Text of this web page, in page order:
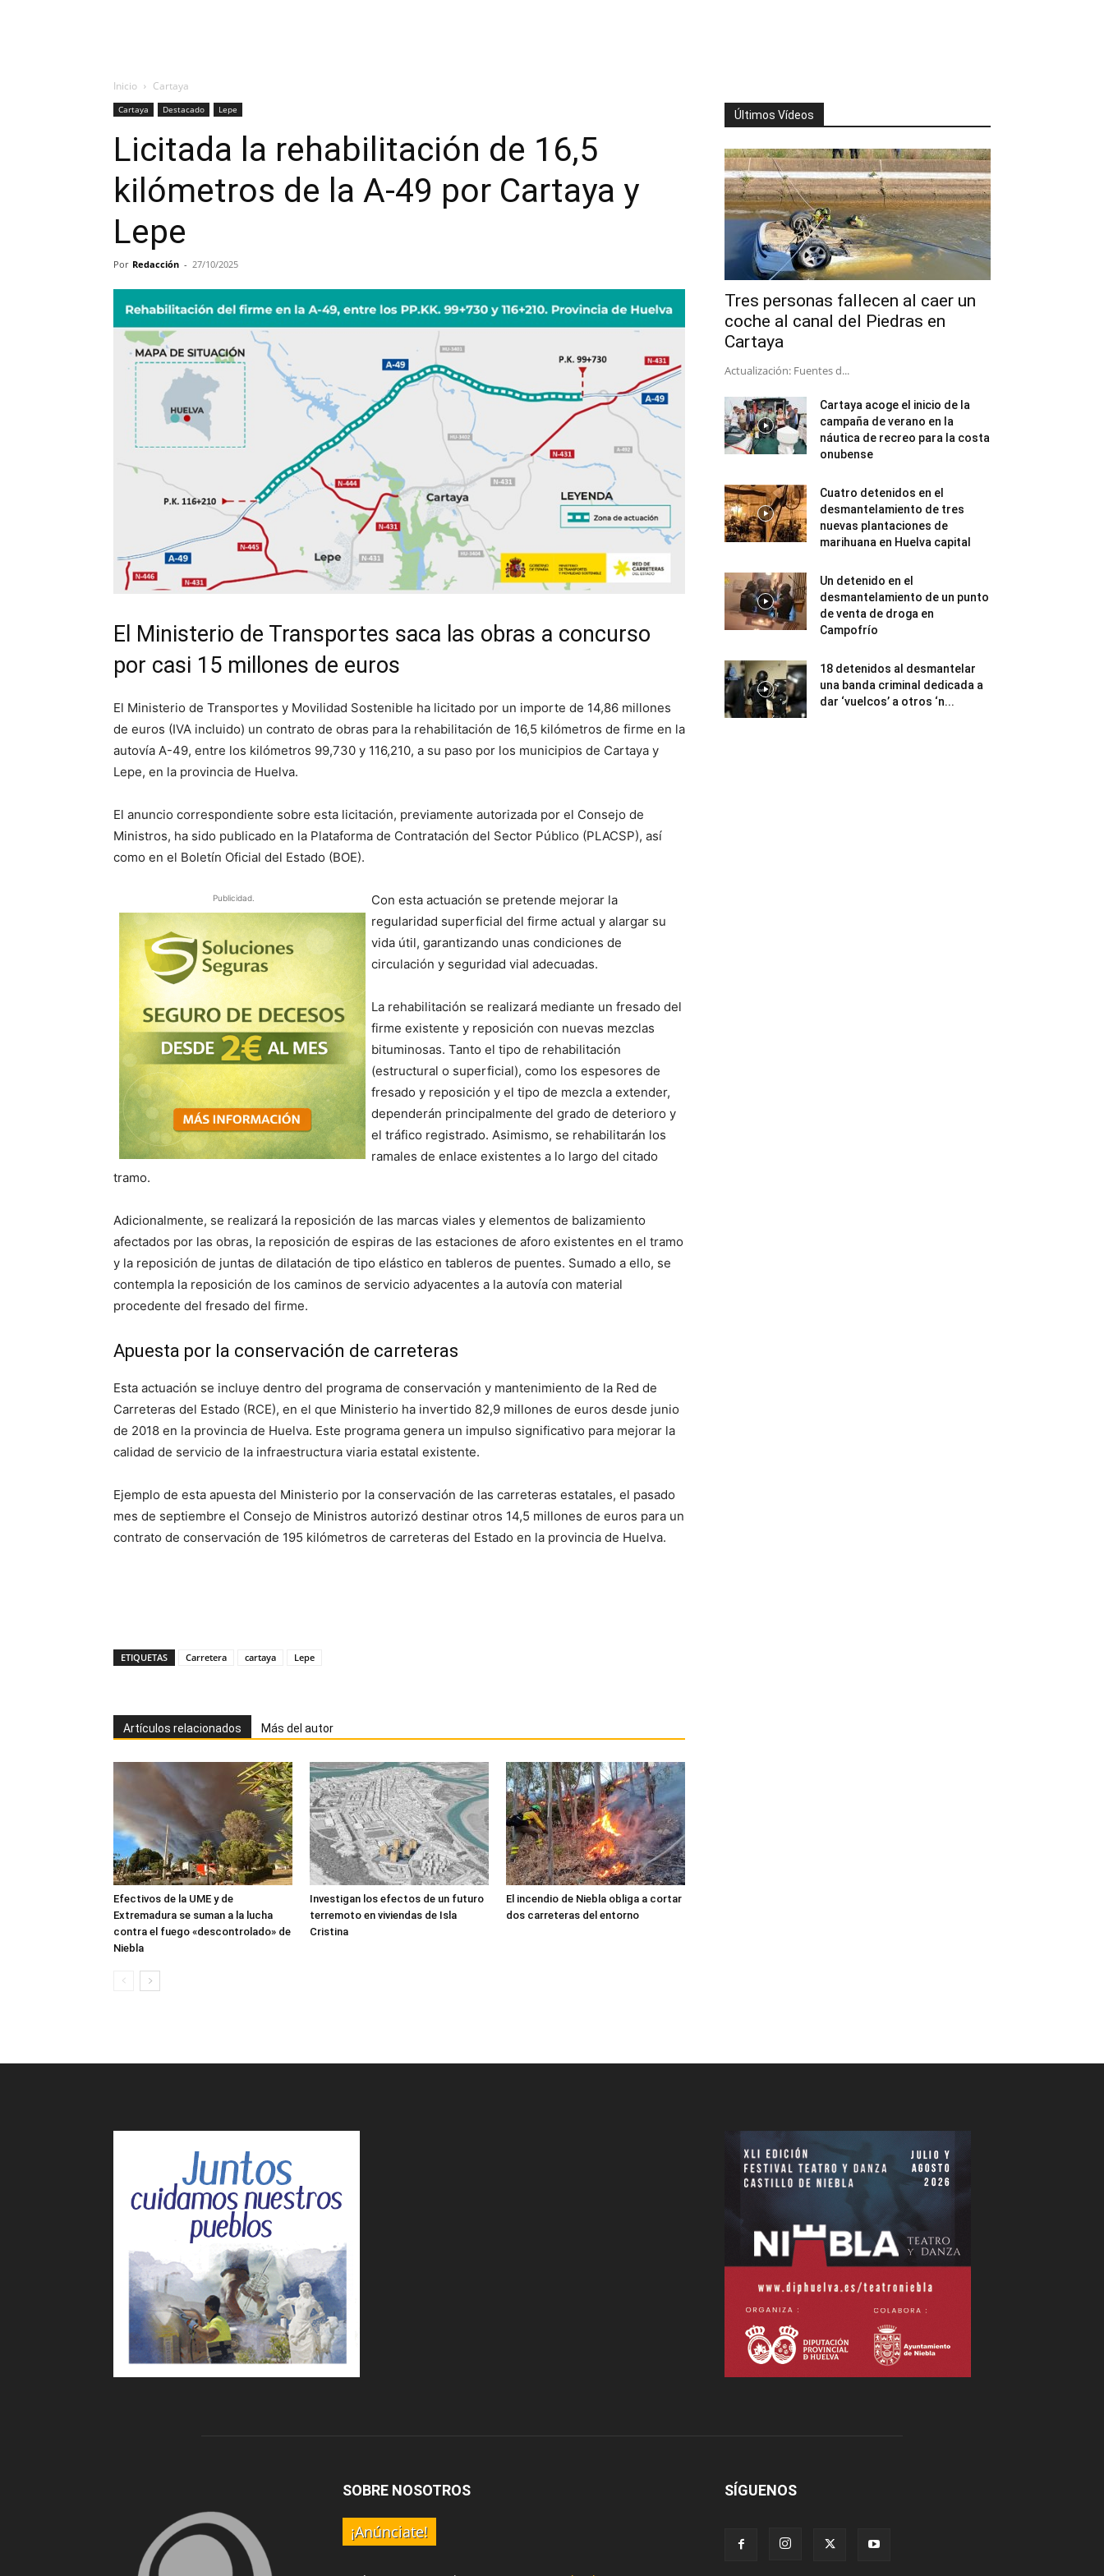
Inicio Cartaya
Cartaya Destacado Lepe
Licitada la rehabilitación de 16,5
kilómetros de la A-49 por Cartaya y
Lepe
Por Redacción - 27/10/2025
El Ministerio de Transportes saca las obras a concurso
por casi 15 millones de euros
El Ministerio de Transportes y Movilidad Sostenible ha licitado por un importe de 14,86 millones
de euros (IVA incluido) un contrato de obras para la rehabilitación de 16,5 kilómetros de firme en la
autovía A-49, entre los kilómetros 99,730 y 116,210, a su paso por los municipios de Cartaya y
Lepe, en la provincia de Huelva.
El anuncio correspondiente sobre esta licitación, previamente autorizada por el Consejo de
Ministros, ha sido publicado en la Plataforma de Contratación del Sector Público (PLACSP), así
como en el Boletín Oficial del Estado (BOE).
Publicidad.
Con esta actuación se pretende mejorar la
regularidad superficial del firme actual y alargar su
vida útil, garantizando unas condiciones de
circulación y seguridad vial adecuadas.
La rehabilitación se realizará mediante un fresado del
firme existente y reposición con nuevas mezclas
bituminosas. Tanto el tipo de rehabilitación
(estructural o superficial), como los espesores de
fresado y reposición y el tipo de mezcla a extender,
dependerán principalmente del grado de deterioro y
el tráfico registrado. Asimismo, se rehabilitarán los
ramales de enlace existentes a lo largo del citado
tramo.
Adicionalmente, se realizará la reposición de las marcas viales y elementos de balizamiento
afectados por las obras, la reposición de espiras de las estaciones de aforo existentes en el tramo
y la reposición de juntas de dilatación de tipo elástico en tableros de puentes. Sumado a ello, se
contempla la reposición de los caminos de servicio adyacentes a la autovía con material
procedente del fresado del firme.
Apuesta por la conservación de carreteras
Esta actuación se incluye dentro del programa de conservación y mantenimiento de la Red de
Carreteras del Estado (RCE), en el que Ministerio ha invertido 82,9 millones de euros desde junio
de 2018 en la provincia de Huelva. Este programa genera un impulso significativo para mejorar la
calidad de servicio de la infraestructura viaria estatal existente.
Ejemplo de esta apuesta del Ministerio por la conservación de las carreteras estatales, el pasado
mes de septiembre el Consejo de Ministros autorizó destinar otros 14,5 millones de euros para un
contrato de conservación de 195 kilómetros de carreteras del Estado en la provincia de Huelva.
ETIQUETAS Carretera cartaya Lepe
Artículos relacionados Más del autor
Efectivos de la UME y de
Extremadura se suman a la lucha
contra el fuego «descontrolado» de
Niebla
Investigan los efectos de un futuro
terremoto en viviendas de Isla
Cristina
El incendio de Niebla obliga a cortar
dos carreteras del entorno
Últimos Vídeos
Tres personas fallecen al caer un
coche al canal del Piedras en
Cartaya
Actualización: Fuentes d...
Cartaya acoge el inicio de la
campaña de verano en la
náutica de recreo para la costa
onubense
Cuatro detenidos en el
desmantelamiento de tres
nuevas plantaciones de
marihuana en Huelva capital
Un detenido en el
desmantelamiento de un punto
de venta de droga en
Campofrío
18 detenidos al desmantelar
una banda criminal dedicada a
dar ‘vuelcos’ a otros ‘n...
SOBRE NOSOTROS
¡Anúnciate!
SÍGUENOS